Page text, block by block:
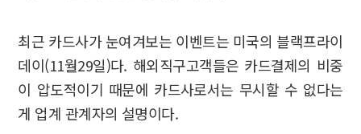
최근 카드사가 눈여겨보는 이벤트는 미국의 블랙프라이
데이(11월29일)다. 해외직구고객들은 카드결제의 비중
이 압도적이기 때문에 카드사로서는 무시할 수 없다는
게 업계 관계자의 설명이다.